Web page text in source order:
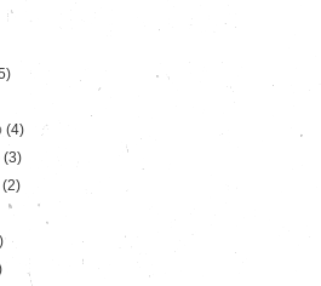
(4)
(3)
(2)